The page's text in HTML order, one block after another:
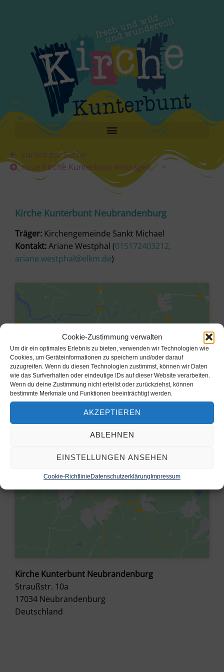
Cookie-Zustimmung verwalten
Um dir ein optimales Erlebnis zu bieten, verwenden wir Technologien wie
Cookies, um Geräteinformationen zu speichern und/oder darauf
zuzugreifen. Wenn du diesen Technologien zustimmst, können wir Daten
wie das Surfverhalten oder eindeutige IDs auf dieser Website verarbeiten.
Wenn du deine Zustimmung nicht erteilst oder zurückziehst, können
bestimmte Merkmale und Funktionen beeinträchtigt werden.
AKZEPTIEREN
ABLEHNEN
EINSTELLUNGEN ANSEHEN
Cookie-RichtlinieDatenschutzerklärungImpressum
zurück zur Suche
neue Kirche Kunterbunt eintragen
Kirche Kunterbunt Neubrandenburg
Träger: Kirchengemeinde Sankt Michael
Kontakt:Ariane Westphal (015172403212,
ariane.westphal@elkm.de)
Klicke hier, um Marketing-Cookies
aktivieren
Kirche Kunterbunt Neubrandenburg
Straußstr. 10a
17034 Neubrandenburg
Deutschland